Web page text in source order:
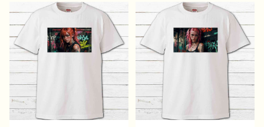
め 人気 イラストレータ
ー 絵師 クリエイター
白 半袖シャツ コラボ
オリジナル デザイン グッ
ズ ノンブランド H-7
ィース 個性的 おすす
め 人気 イラストレータ
ー 絵師 クリエイター
白 半袖シャツ コラボ
オリジナル デザイン グッ
ズ ノンブランド H-7